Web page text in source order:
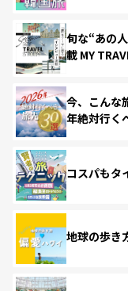
旬な“あの
載 MY
今、こんな
年絶対行く
コスパもタ
地球の歩き